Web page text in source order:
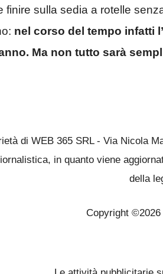
sulla sedia a rotelle
nel corso del tempo infatti
Ma non tutto sarà
di WEB 365 SRL - Via Nicola
in quanto viene
della
Copyright